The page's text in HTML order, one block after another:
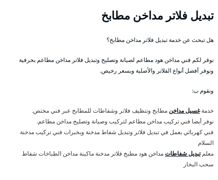
تبديل فلاتر مداخن مطابخ
هل تبحث عن خدمة تبديل فلاتر مداخن مطابخ؟
نوفر لكم فني مداخن هود مطاعم لصيانة وتصليح وتبديل فلاتر مداخن مطاعم بحرفية
ونوفر أفضل أنواع الفلاتر والأصلية وبسعر رخيص.
ونقوم ب:
خدمةغسيل مداخنمطابخ وتنظيف فلاتر وشفاطات للمطابخ عبر فني مختص.
نوفر أيضا فني تركيب مداخن مطاعم لتركيب وصيانة وتصليح مداخن مطاعم.
فني كهربائي يعمل في تبديل فلاتر وتبديل شفاط مدخنة وبخبرات فني تركيب مدخنة
السلام
معلمتبديل شفاطاتمداخن هود مطبخ فلاتر مدخنة ماكينة مداخن الطباخات شفاط
سحب البخار